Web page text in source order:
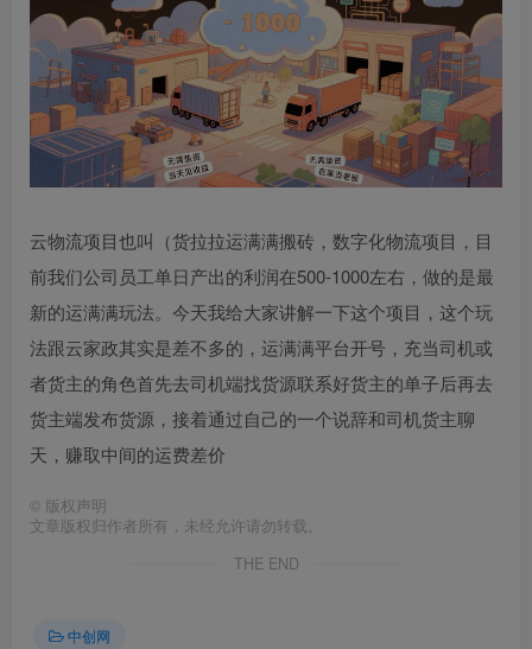
云物流项目也叫（货拉拉运满满搬砖，数字化物流项目，目
前我们公司员工单日产出的利润在500-1000左右，做的是最
新的运满满玩法。今天我给大家讲解一下这个项目，这个玩
法跟云家政其实是差不多的，运满满平台开号，充当司机或
者货主的角色首先去司机端找货源联系好货主的单子后再去
货主端发布货源，接着通过自己的一个说辞和司机货主聊
天，赚取中间的运费差价
© 版权声明
文章版权归作者所有，未经允许请勿转载。
THE END
中创网